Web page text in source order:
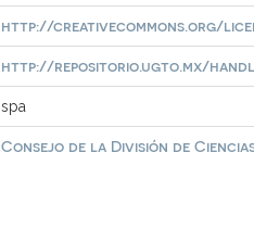
http://creativecommons.org/
http://repositorio.ugto.mx/handle/
spa
Consejo de la División de